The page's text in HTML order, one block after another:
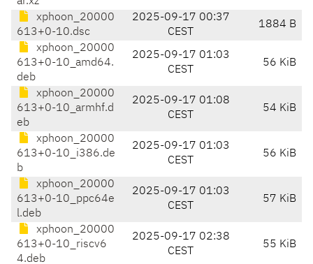
xphoon_20000
613+0-10.dsc
2025-09-17 00:37
CEST
1884 B
xphoon_20000
613+0-10_amd64.
deb
2025-09-17 01:03
CEST
56 KiB
xphoon_20000
613+0-10_armhf.d
eb
2025-09-17 01:08
CEST
54 KiB
xphoon_20000
613+0-10_i386.de
b
2025-09-17 01:03
CEST
56 KiB
xphoon_20000
613+0-10_ppc64e
l.deb
2025-09-17 01:03
CEST
57 KiB
xphoon_20000
613+0-10_riscv6
4.deb
2025-09-17 02:38
CEST
55 KiB